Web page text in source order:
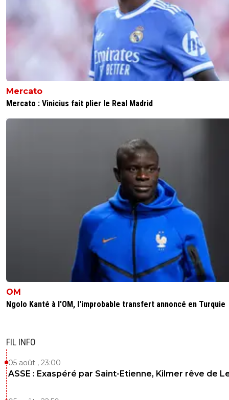
Mercato
Mercato : Vinicius fait plier le Real Madrid
OM
Ngolo Kanté à l'OM, l'improbable transfert annoncé en Turquie
FIL INFO
05 août , 23:00
ASSE : Exaspéré par Saint-Etienne, Kilmer rêve de